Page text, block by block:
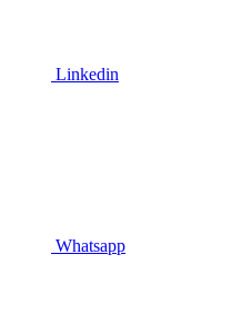
Linkedin
Whatsapp